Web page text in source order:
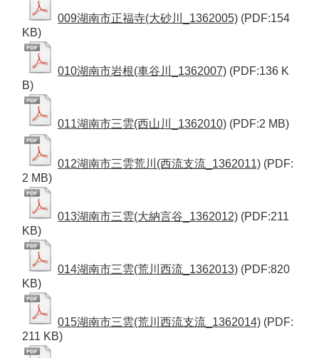
009湖南市正福寺(大砂川_1362005) (PDF:154
KB)
010湖南市岩根(車谷川_1362007) (PDF:136 K
B)
011湖南市三雲(西山川_1362010) (PDF:2 MB)
012湖南市三雲荒川(西流支流_1362011) (PDF:
2 MB)
013湖南市三雲(大納言谷_1362012) (PDF:211
KB)
014湖南市三雲(荒川西流_1362013) (PDF:820
KB)
015湖南市三雲(荒川西流支流_1362014) (PDF:
211 KB)